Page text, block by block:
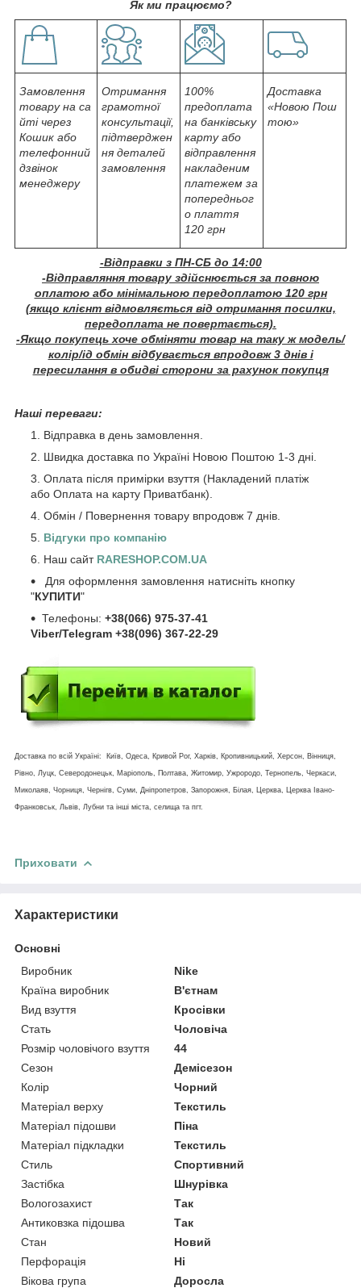
Як ми працюємо?
Замовлення
товару на са
йті через
Кошик або
телефонний
дзвінок
менеджеру
Отримання
грамотної
консультації,
підтверджен
ня деталей
замовлення
100%
предоплата
на банківську
карту або
відправлення
накладеним
платежем за
попередньог
о плаття
120 грн
Доставка
«Новою Пош
тою»
-Відправки з ПН-СБ до 14:00
-Відправляння товару здійснюється за повною
оплатою або мінімальною передоплатою 120 грн
(якщо клієнт відмовляється від отримання посилки,
передоплата не повертається).
-Якщо покупець хоче обміняти товар на таку ж модель/
колір/ід обмін відбувається впродовж 3 днів і
пересилання в обидві сторони за рахунок покупця
Наші переваги:
Відправка в день замовлення.
Швидка доставка по Україні Новою Поштою 1-3 дні.
Оплата після примірки взуття (Накладений платіж
або Оплата на карту Приватбанк).
Обмін / Повернення товару впродовж 7 днів.
Відгуки про компанію
Наш сайт RARESHOP.COM.UA
Для оформлення замовлення натисніть кнопку
"КУПИТИ"
Телефоны: +38(066) 975-37-41
Viber/Telegram +38(096) 367-22-29
Доставка по всій Україні: Київ, Одеса, Кривой Рог, Харків, Кропивницький, Херсон, Вінниця,
Рівно, Луцк, Северодонецьк, Маріополь, Полтава, Житомир, Ужрородо, Тернопель, Черкаси,
Миколаяв, Чорниця, Чернігв, Суми, Дніпропетров, Запорожня, Білая, Церква, Церква Івано-
Франковськ, Львів, Лубни та інші міста, селища та пгт.
Приховати
Характеристики
Основні
Виробник
Nike
Країна виробник
В'єтнам
Вид взуття
Кросівки
Стать
Чоловіча
Розмір чоловічого взуття
44
Сезон
Демісезон
Колір
Чорний
Матеріал верху
Текстиль
Матеріал підошви
Піна
Матеріал підкладки
Текстиль
Стиль
Спортивний
Застібка
Шнурівка
Вологозахист
Так
Антиковзка підошва
Так
Стан
Новий
Перфорація
Ні
Вікова група
Доросла